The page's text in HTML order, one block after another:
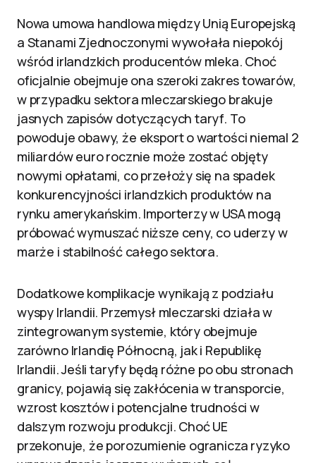
Nowa umowa handlowa między Unią Europejską
a Stanami Zjednoczonymi wywołała niepokój
wśród irlandzkich producentów mleka. Choć
oficjalnie obejmuje ona szeroki zakres towarów,
w przypadku sektora mleczarskiego brakuje
jasnych zapisów dotyczących taryf. To
powoduje obawy, że eksport o wartości niemal 2
miliardów euro rocznie może zostać objęty
nowymi opłatami, co przełoży się na spadek
konkurencyjności irlandzkich produktów na
rynku amerykańskim. Importerzy w USA mogą
próbować wymuszać niższe ceny, co uderzy w
marże i stabilność całego sektora.
Dodatkowe komplikacje wynikają z podziału
wyspy Irlandii. Przemysł mleczarski działa w
zintegrowanym systemie, który obejmuje
zarówno Irlandię Północną, jak i Republikę
Irlandii. Jeśli taryfy będą różne po obu stronach
granicy, pojawią się zakłócenia w transporcie,
wzrost kosztów i potencjalne trudności w
dalszym rozwoju produkcji. Choć UE
przekonuje, że porozumienie ogranicza ryzyko